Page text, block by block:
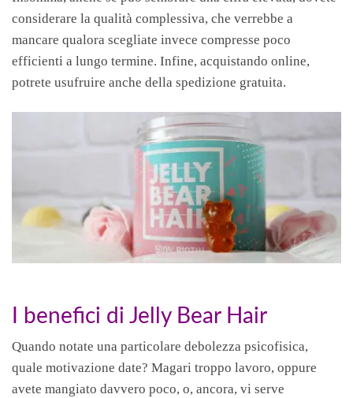
considerare la qualità complessiva, che verrebbe a
mancare qualora scegliate invece compresse poco
efficienti a lungo termine. Infine, acquistando online,
potrete usufruire anche della spedizione gratuita.
I benefici di Jelly Bear Hair
Quando notate una particolare debolezza psicofisica,
quale motivazione date? Magari troppo lavoro, oppure
avete mangiato davvero poco, o, ancora, vi serve